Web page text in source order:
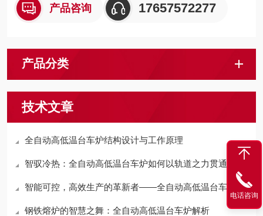
产品咨询 17657572277
产品分类
技术文章
全自动高低温台车炉结构设计与工作原理
智驭冷热：全自动高低温台车炉如何以轨道之力贯通热处理全流程
智能可控，高效生产的革新者——全自动高低温台车炉深度探秘​
钢铁熔炉的智慧之舞：全自动高低温台车炉解析
电话咨询